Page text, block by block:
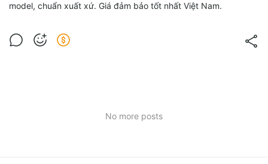
model, chuẩn xuất xứ. Giá đảm bảo tốt nhất Việt Nam.
No more posts